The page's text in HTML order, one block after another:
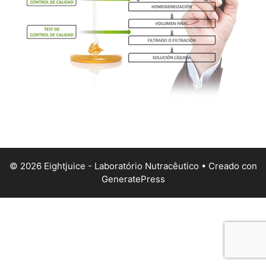
© 2026 Eightjuice - Laboratório Nutracêutico • Creado con
GeneratePress